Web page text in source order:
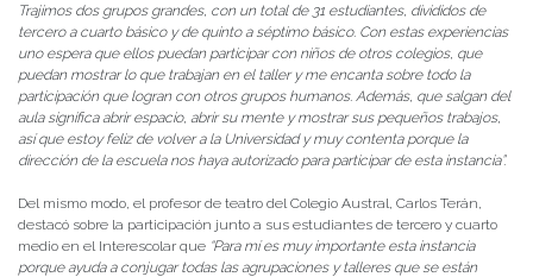
Trajimos dos grupos grandes, con un total de 31 estudiantes, divididos de
tercero a cuarto básico y de quinto a séptimo básico. Con estas experiencias
uno espera que ellos puedan participar con niños de otros colegios, que
puedan mostrar lo que trabajan en el taller y me encanta sobre todo la
participación que logran con otros grupos humanos. Además, que salgan del
aula significa abrir espacio, abrir su mente y mostrar sus pequeños trabajos,
así que estoy feliz de volver a la Universidad y muy contenta porque la
dirección de la escuela nos haya autorizado para participar de esta instancia”.
Del mismo modo, el profesor de teatro del Colegio Austral, Carlos Terán,
destacó sobre la participación junto a sus estudiantes de tercero y cuarto
medio en el Interescolar que “Para mí es muy importante esta instancia
porque ayuda a conjugar todas las agrupaciones y talleres que se están